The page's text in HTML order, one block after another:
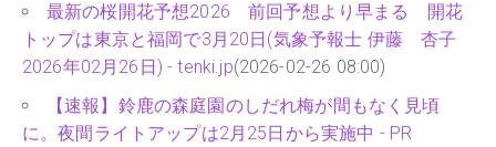
最新の桜開花予想2026 前回予想より早まる 開花
トップは東京と福岡で3月20日(気象予報士 伊藤 杏子
2026年02月26日) - tenki.jp(2026-02-26 08:00)
【速報】鈴鹿の森庭園のしだれ梅が間もなく見頃
に。夜間ライトアップは2月25日から実施中 - PR